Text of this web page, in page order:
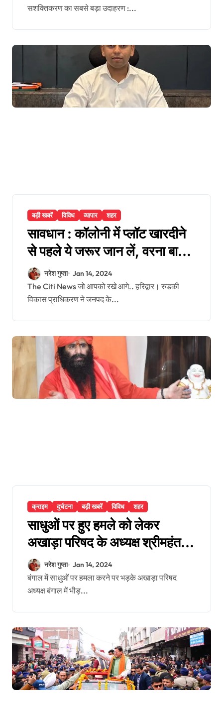
सशक्तिकरण का सबसे बड़ा उदाहरण :...
बड़ी खबरें विविध व्यापार शहर
सावधान : कॉलोनी में प्लॉट खारदीने
से पहले ये जरूर जान लें, वरना बाद में
पछताना पड़ सकता है।
नरेश गुप्ता Jan 14, 2024
The Citi News जो आपको रखे आगे.. हरिद्वार। रुडकी
विकास प्राधिकरण ने जनपद के...
क्राइम दुर्घटना बड़ी खबरें विविध शहर
साधुओं पर हुए हमले को लेकर
अखाड़ा परिषद के अध्यक्ष श्रीमहंत
रविंद्र पुरी हुए आग बबूला, जानिए
मामला !
नरेश गुप्ता Jan 14, 2024
बंगाल में साधुओं पर हमला करने पर भड़के अखाड़ा परिषद
अध्यक्ष बंगाल में भीड़...